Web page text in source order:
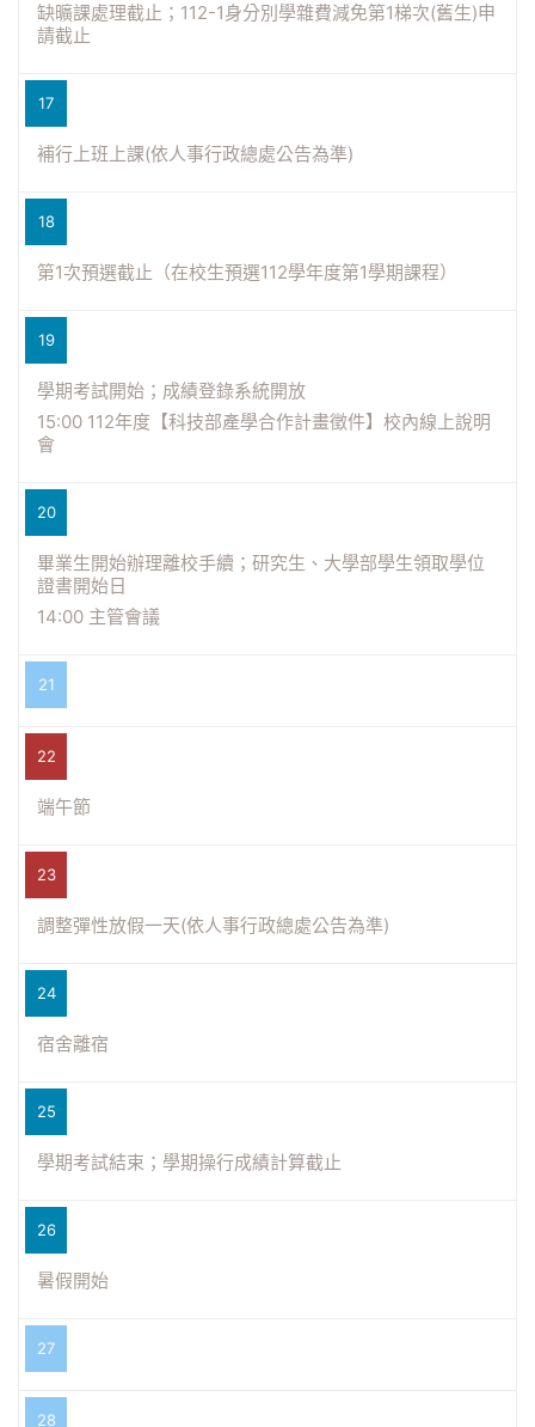
缺曠課處理截止；112-1身分別學雜費減免第1梯次(舊生)申
請截止
17
補行上班上課(依人事行政總處公告為準)
18
第1次預選截止（在校生預選112學年度第1學期課程）
19
學期考試開始；成績登錄系統開放
15:00 112年度【科技部產學合作計畫徵件】校內線上說明
會
20
畢業生開始辦理離校手續；研究生、大學部學生領取學位
證書開始日
14:00 主管會議
21
22
端午節
23
調整彈性放假一天(依人事行政總處公告為準)
24
宿舍離宿
25
學期考試結束；學期操行成績計算截止
26
暑假開始
27
28